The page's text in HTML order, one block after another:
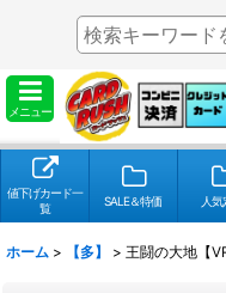
メニュー
値下げカード一
覧
SALE＆特価 人気
ホーム > 【多】 > 王闘の大地【